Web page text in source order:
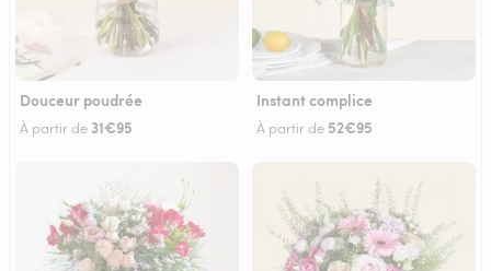
Douceur poudrée
À partir de 31€95
Instant complice
À partir de 52€95